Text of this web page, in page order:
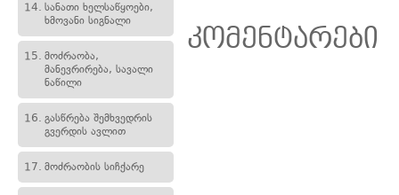
14. სანათი ხელსაწყოები,
ხმოვანი სიგნალი
15. მოძრაობა,
მანევრირება, სავალი
ნაწილი
16. გასწრება შემხვედრის
გვერდის ავლით
17. მოძრაობის სიჩქარე
კომენტარები